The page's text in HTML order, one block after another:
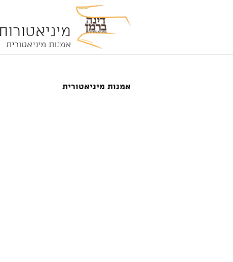
אמנות מיניאטורית
אמנות מיניאטורית